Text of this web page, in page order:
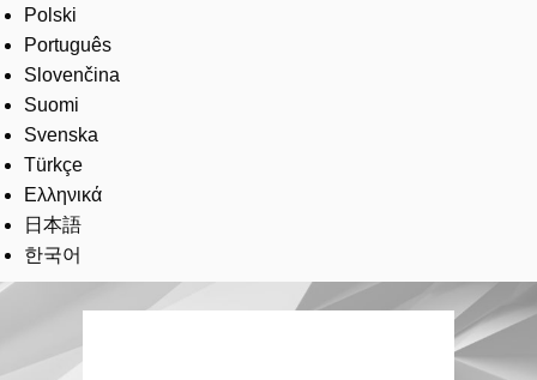
Polski
Português
Slovenčina
Suomi
Svenska
Türkçe
Ελληνικά
日本語
한국어